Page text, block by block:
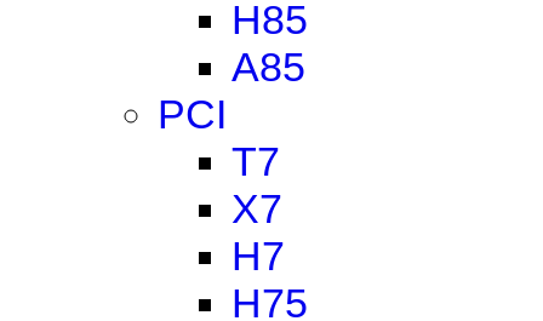
H85
A85
PCI
T7
X7
H7
H75